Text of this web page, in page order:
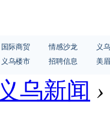
国际商贸 情感沙龙
义
义乌楼市 招聘信息 美
义乌新闻 ›